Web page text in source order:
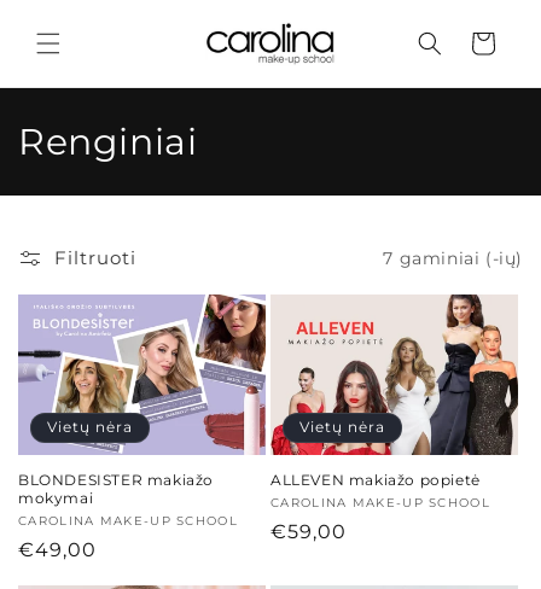
turinį
Krepšelis
K
o
k
c
j
a
:
Renginiai
Filtruoti 7 gaminiai (-ių)
Vietų nėra
BLONDESISTER makiažo
mokymai
Tiekėjas:
CAROLINA MAKE-UP SCHOOL
Įprasta
€49,00
Vietų nėra
ALLEVEN makiažo popietė
Tiekėjas:
CAROLINA MAKE-UP SCHOOL
Įprasta
€59,00